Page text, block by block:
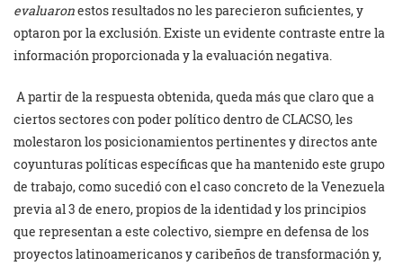
evaluaronestos resultados no les parecieron suficientes, y
optaron por la exclusión. Existe un evidente contraste entre la
información proporcionada y la evaluación negativa.
A partir de la respuesta obtenida, queda más que claro que a
ciertos sectores con poder político dentro de CLACSO, les
molestaron los posicionamientos pertinentes y directos ante
coyunturas políticas específicas que ha mantenido este grupo
de trabajo, como sucedió con el caso concreto de la Venezuela
previa al 3 de enero, propios de la identidad y los principios
que representan a este colectivo, siempre en defensa de los
proyectos latinoamericanos y caribeños de transformación y,